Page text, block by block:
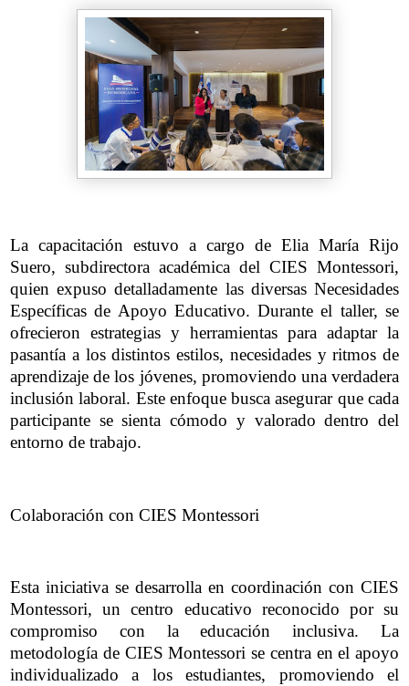
La capacitación estuvo a cargo de Elia María Rijo
Suero, subdirectora académica del CIES Montessori,
quien expuso detalladamente las diversas Necesidades
Específicas de Apoyo Educativo. Durante el taller, se
ofrecieron estrategias y herramientas para adaptar la
pasantía a los distintos estilos, necesidades y ritmos de
aprendizaje de los jóvenes, promoviendo una verdadera
inclusión laboral. Este enfoque busca asegurar que cada
participante se sienta cómodo y valorado dentro del
entorno de trabajo.
Colaboración con CIES Montessori
Esta iniciativa se desarrolla en coordinación con CIES
Montessori, un centro educativo reconocido por su
compromiso con la educación inclusiva. La
metodología de CIES Montessori se centra en el apoyo
individualizado a los estudiantes, promoviendo el